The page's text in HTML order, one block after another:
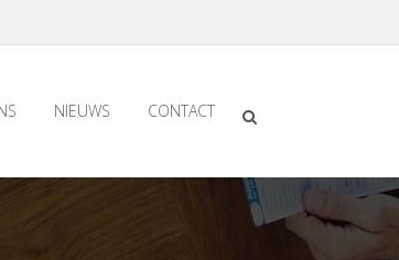
NIEUWS CONTACT